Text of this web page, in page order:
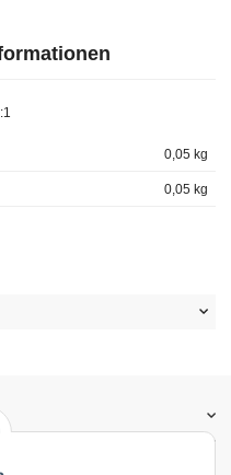
0,05 kg
0,05 kg